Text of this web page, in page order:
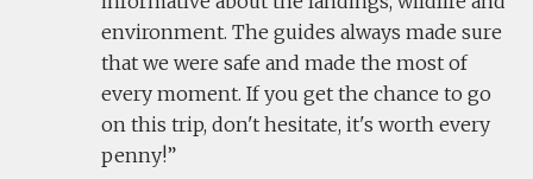
environment. The guides always made sure
that we were safe and made the most of
every moment. If you get the chance to go
on this trip, don't hesitate, it's worth every
penny!